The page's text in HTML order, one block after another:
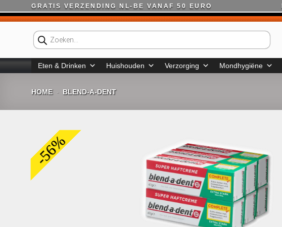
naar
GRATIS VERZENDING NL-BE VANAF 50 EURO
Producten
zoeken
Eten & Drinken Huishouden Verzorging Mondhygiëne
HOME - BLEND-A-DENT
-56%